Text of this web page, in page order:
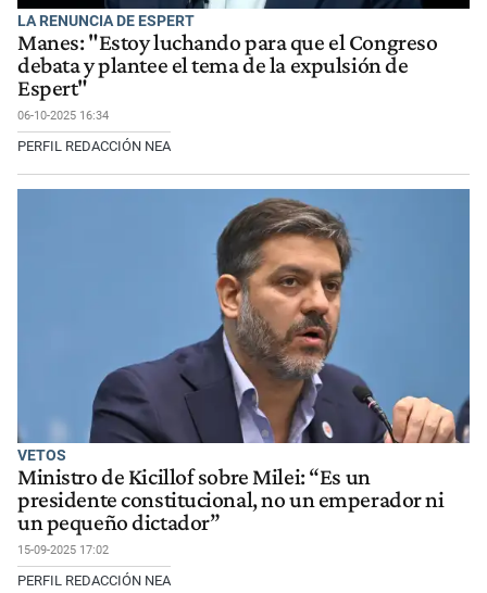
LA RENUNCIA DE ESPERT
Manes: "Estoy luchando para que el Congreso
debata y plantee el tema de la expulsión de
Espert"
06-10-2025 16:34
PERFIL REDACCIÓN NEA
VETOS
Ministro de Kicillof sobre Milei: “Es un
presidente constitucional, no un emperador ni
un pequeño dictador”
15-09-2025 17:02
PERFIL REDACCIÓN NEA